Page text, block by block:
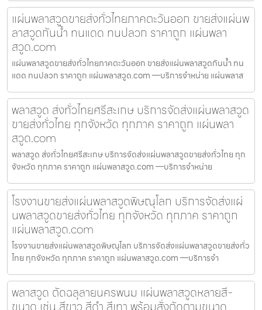
แผ่นพลาสวูดขายส่งทั่วไทยภาคตะวันออก ขายส่งแผ่นพ
ลาสวูดกันน้ำ ทนแดด ทนปลวก ราคาถูก แผ่นพลา
สวูด.com
แผ่นพลาสวูดขายส่งทั่วไทยภาคตะวันออก ขายส่งแผ่นพลาสวูดกันน้ำ ทน
แดด ทนปลวก ราคาถูก แผ่นพลาสวูด.com —บริการจำหน่าย แผ่นพลาส
พลาสวูด ส่งทั่วไทยศรีสะเกษ บริการจัดส่งแผ่นพลาสวูด
ขายส่งทั่วไทย ทุกจังหวัด ทุกภาค ราคาถูก แผ่นพลา
สวูด.com
พลาสวูด ส่งทั่วไทยศรีสะเกษ บริการจัดส่งแผ่นพลาสวูดขายส่งทั่วไทย ทุก
จังหวัด ทุกภาค ราคาถูก แผ่นพลาสวูด.com —บริการจำหน่าย
โรงงานขายส่งแผ่นพลาสวูดพิษณุโลก บริการจัดส่งแผ่
นพลาสวูดขายส่งทั่วไทย ทุกจังหวัด ทุกภาค ราคาถูก
แผ่นพลาสวูด.com
โรงงานขายส่งแผ่นพลาสวูดพิษณุโลก บริการจัดส่งแผ่นพลาสวูดขายส่งทั่ว
ไทย ทุกจังหวัด ทุกภาค ราคาถูก แผ่นพลาสวูด.com —บริการจำ
พลาสวูด ตัดฉลุลายนครพนม แผ่นพลาสวูดหลายสี-